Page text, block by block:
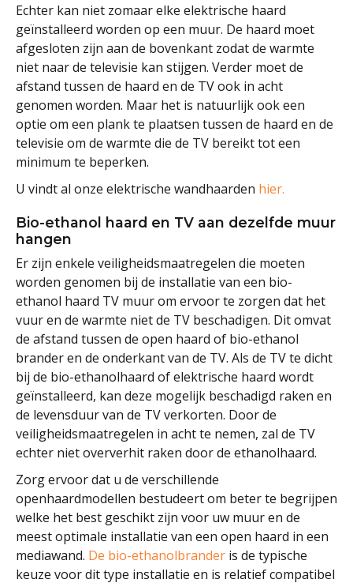
Echter kan niet zomaar elke elektrische haard
geïnstalleerd worden op een muur. De haard moet
afgesloten zijn aan de bovenkant zodat de warmte
niet naar de televisie kan stijgen. Verder moet de
afstand tussen de haard en de TV ook in acht
genomen worden. Maar het is natuurlijk ook een
optie om een plank te plaatsen tussen de haard en de
televisie om de warmte die de TV bereikt tot een
minimum te beperken.
U vindt al onze elektrische wandhaarden hier.
Bio-ethanol haard en TV aan dezelfde muur
hangen
Er zijn enkele veiligheidsmaatregelen die moeten
worden genomen bij de installatie van een bio-
ethanol haard TV muur om ervoor te zorgen dat het
vuur en de warmte niet de TV beschadigen. Dit omvat
de afstand tussen de open haard of bio-ethanol
brander en de onderkant van de TV. Als de TV te dicht
bij de bio-ethanolhaard of elektrische haard wordt
geïnstalleerd, kan deze mogelijk beschadigd raken en
de levensduur van de TV verkorten. Door de
veiligheidsmaatregelen in acht te nemen, zal de TV
echter niet oververhit raken door de ethanolhaard.
Zorg ervoor dat u de verschillende
openhaardmodellen bestudeert om beter te begrijpen
welke het best geschikt zijn voor uw muur en de
meest optimale installatie van een open haard in een
mediawand. De bio-ethanolbrander is de typische
keuze voor dit type installatie en is relatief compatibel